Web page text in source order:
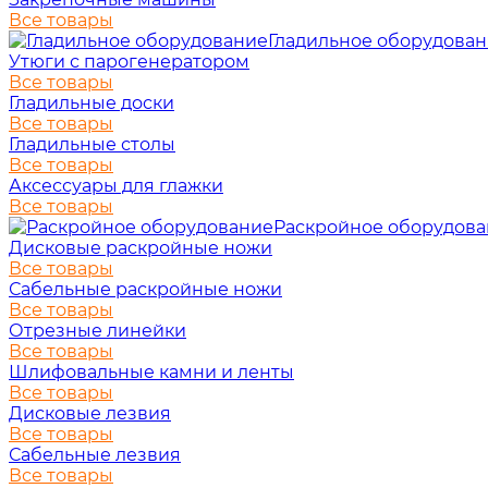
Все товары
Гладильное
Утюги с парогенератором
Все товары
Гладильные доски
Все товары
Гладильные столы
Все товары
Аксессуары для глажки
Все товары
Раскройное
Дисковые раскройные ножи
Все товары
Сабельные раскройные ножи
Все товары
Отрезные линейки
Все товары
Шлифовальные камни и ленты
Все товары
Дисковые лезвия
Все товары
Сабельные лезвия
Все товары